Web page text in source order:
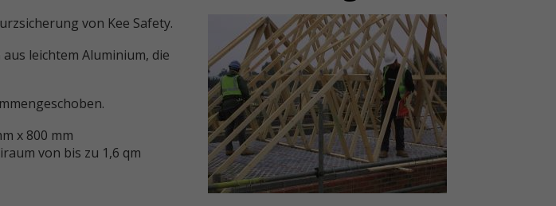
von Kee Safety.
leichtem Aluminium, die
x 800 mm
von bis zu 1,6 qm